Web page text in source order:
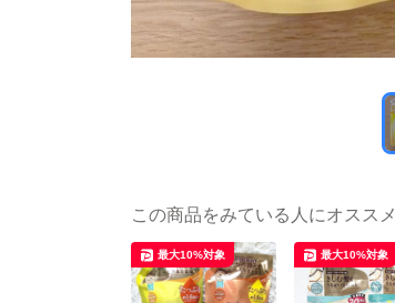
この商品をみている人にオススメ
最大10%対象 最大10%対象